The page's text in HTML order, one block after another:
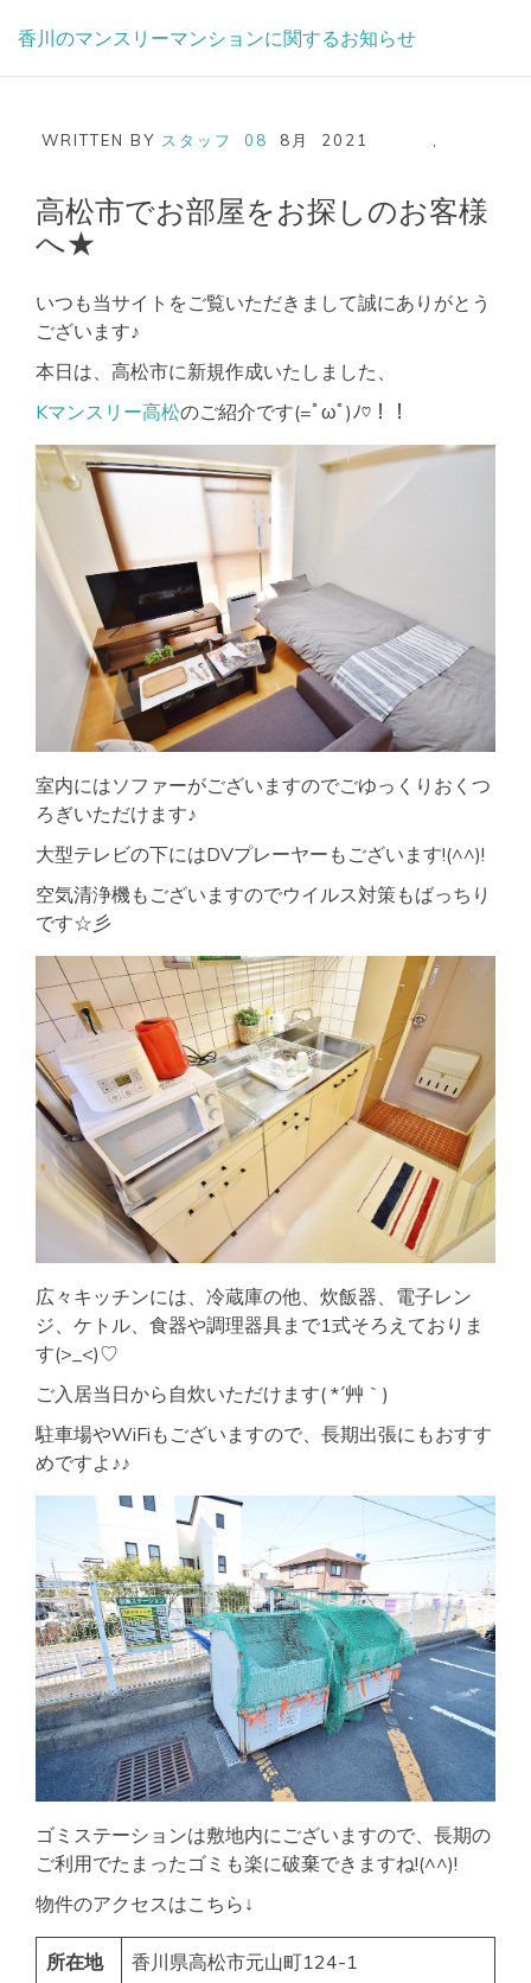
香川のマンスリーマンションに関するお知らせ
WRITTEN BY スタッフ 08 8月 2021
高松市でお部屋をお探しのお客様
へ★
いつも当サイトをご覧いただきまして誠にありがとう
ございます♪
本日は、高松市に新規作成いたしました、
Kマンスリー高松のご紹介です(=ﾟωﾟ)ﾉ♡！！
室内にはソファーがございますのでごゆっくりおくつ
ろぎいただけます♪
大型テレビの下にはDVプレーヤーもございます!(^^)!
空気清浄機もございますのでウイルス対策もばっちり
です☆彡
広々キッチンには、冷蔵庫の他、炊飯器、電子レン
ジ、ケトル、食器や調理器具まで1式そろえておりま
す(>_<)♡
ご入居当日から自炊いただけます( *´艸｀)
駐車場やWiFiもございますので、長期出張にもおすす
めですよ♪♪
ゴミステーションは敷地内にございますので、長期の
ご利用でたまったゴミも楽に破棄できますね!(^^)!
物件のアクセスはこちら↓
所在地 香川県高松市元山町124-1